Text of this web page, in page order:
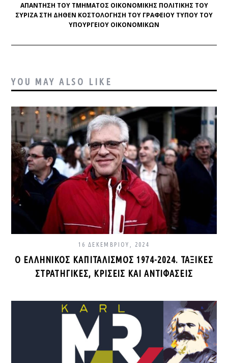
ΑΠΆΝΤΗΣΗ ΤΟΥ ΤΜΉΜΑΤΟΣ ΟΙΚΟΝΟΜΙΚΉΣ ΠΟΛΙΤΙΚΉΣ ΤΟΥ
ΣΥΡΙΖΑ ΣΤΗ ΔΉΘΕΝ ΚΟΣΤΟΛΌΓΗΣΗ ΤΟΥ ΓΡΑΦΕΊΟΥ ΤΎΠΟΥ ΤΟΥ
ΥΠΟΥΡΓΕΊΟΥ ΟΙΚΟΝΟΜΙΚΏΝ
YOU MAY ALSO LIKE
16 ΔΕΚΕΜΒΡΊΟΥ, 2024
Ο ΕΛΛΗΝΙΚΌΣ ΚΑΠΙΤΑΛΙΣΜΌΣ 1974-2024. ΤΑΞΙΚΈΣ
ΣΤΡΑΤΗΓΙΚΈΣ, ΚΡΊΣΕΙΣ ΚΑΙ ΑΝΤΙΦΆΣΕΙΣ